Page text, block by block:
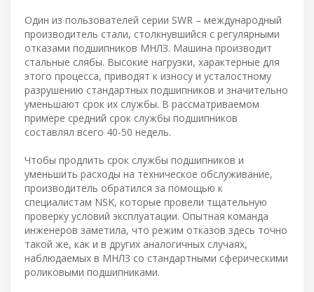
Один из пользователей серии SWR – международный
производитель стали, столкнувшийся с регулярными
отказами подшипников МНЛЗ. Машина производит
стальные слябы. Высокие нагрузки, характерные для
этого процесса, приводят к износу и усталостному
разрушению стандартных подшипников и значительно
уменьшают срок их службы. В рассматриваемом
примере средний срок службы подшипников
составлял всего 40-50 недель.
Чтобы продлить срок службы подшипников и
уменьшить расходы на техническое обслуживание,
производитель обратился за помощью к
специалистам NSK, которые провели тщательную
проверку условий эксплуатации. Опытная команда
инженеров заметила, что режим отказов здесь точно
такой же, как и в других аналогичных случаях,
наблюдаемых в МНЛЗ со стандартными сферическими
роликовыми подшипниками.